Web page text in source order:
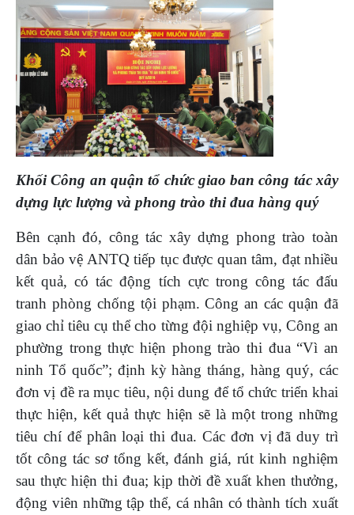
Khối Công an quận tổ chức giao ban công tác xây
dựng lực lượng và phong trào thi đua hàng quý
Bên cạnh đó, công tác xây dựng phong trào toàn
dân bảo vệ ANTQ tiếp tục được quan tâm, đạt nhiều
kết quả, có tác động tích cực trong công tác đấu
tranh phòng chống tội phạm. Công an các quận đã
giao chỉ tiêu cụ thể cho từng đội nghiệp vụ, Công an
phường trong thực hiện phong trào thi đua “Vì an
ninh Tổ quốc”; định kỳ hàng tháng, hàng quý, các
đơn vị đề ra mục tiêu, nội dung để tổ chức triển khai
thực hiện, kết quả thực hiện sẽ là một trong những
tiêu chí để phân loại thi đua. Các đơn vị đã duy trì
tốt công tác sơ tổng kết, đánh giá, rút kinh nghiệm
sau thực hiện thi đua; kịp thời đề xuất khen thưởng,
động viên những tập thể, cá nhân có thành tích xuất